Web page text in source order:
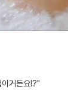
거든요!?"